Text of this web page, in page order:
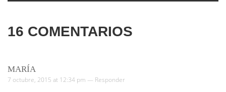
16 COMENTARIOS
MARÍA
7 octubre, 2015 at 12:34 pm — Responder